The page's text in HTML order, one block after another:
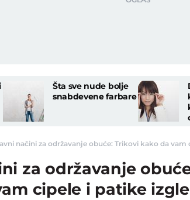
Šta sve nude bolje
snabdevene farbare
načini za održavanje obuće: Trikovi kako da vam
za održavanje
cipele i patike